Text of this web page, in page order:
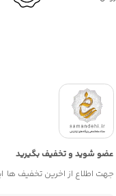
عضو شوید و تخفیف بگیرید
جهت اطلاع از اخرین تخفیف ها